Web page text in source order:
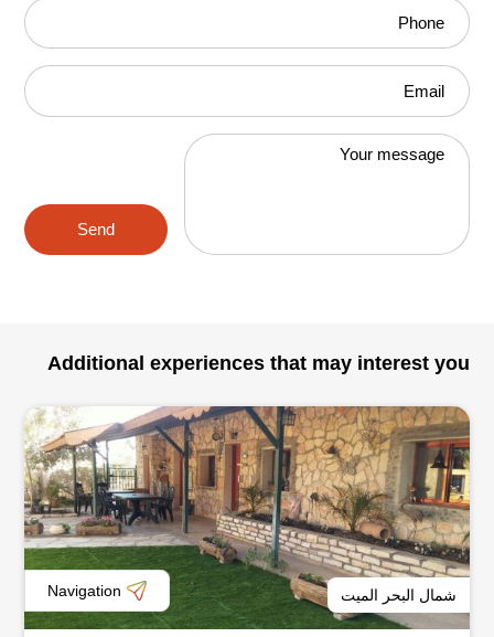
Phone
Email
Your message
Send
Additional experiences that may interest you
شمال البحر الميت Navigation